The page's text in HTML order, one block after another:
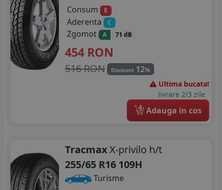
Consum
E
Aderenta C
Zgomot A 71 dB
454 RON
516 RON Discount 12%
Ultima bucata!
livrare 2/3 zile
4 Adauga in cos
TracmaxX-privilo h/t
255/65 R16 109H
Turisme